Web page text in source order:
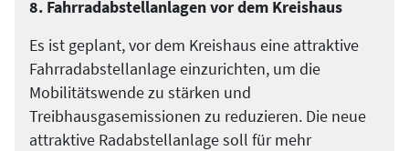
8. Fahrradabstellanlagen vor dem Kreishaus
Es ist geplant, vor dem Kreishaus eine attraktive
Fahrradabstellanlage einzurichten, um die
Mobilitätswende zu stärken und
Treibhausgasemissionen zu reduzieren. Die neue
attraktive Radabstellanlage soll für mehr